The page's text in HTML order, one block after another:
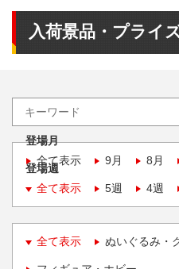
入荷景品・プライ
登場月
全て表示
9月 8月
登場週
全て表示
5週 4週
全て表示 ぬいぐるみ・